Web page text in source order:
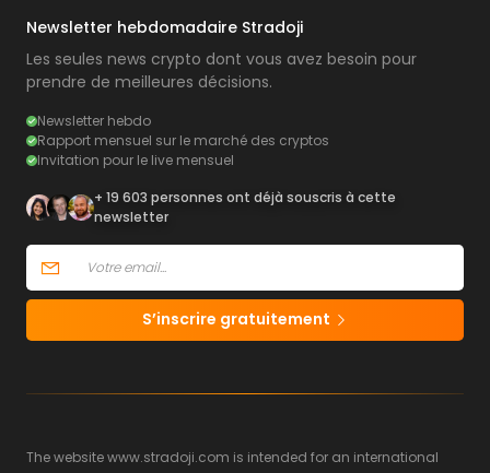
Newsletter hebdomadaire Stradoji
Les seules news crypto dont vous avez besoin pour
prendre de meilleures décisions.
Newsletter hebdo
Rapport mensuel sur le marché des cryptos
Invitation pour le live mensuel
+ 19 603 personnes ont déjà souscris à cette
newsletter
S’inscrire gratuitement
The website www.stradoji.com is intended for an international